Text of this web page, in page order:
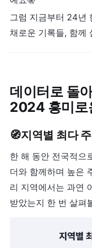
그럼 지금부터 24년
채로운 기록들, 함께
데이터로 돌
2024 흥미로
🧭지역별 최다
한 해 동안 전국적으
더와 함께하며 높은
리 지역에서는 과연
받았는지 한 번 살펴